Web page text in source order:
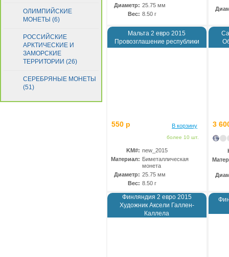
ОЛИМПИЙСКИЕ
МОНЕТЫ (6)
РОССИЙСКИЕ
АРКТИЧЕСКИЕ И
ЗАМОРСКИЕ
ТЕРРИТОРИИ (26)
СЕРЕБРЯНЫЕ МОНЕТЫ
(51)
Диаметр: 25.75 мм
Вес: 8.50 г
Мальта 2 евро 2015
Провозглашение республики
550 р В корзину
более 10 шт.
KM#: new_2015
Материал: Биметаллическая
монета
Диаметр: 25.75 мм
Вес: 8.50 г
3
Финляндия 2 евро 2015
Художник Аксели Галлен-
Каллела